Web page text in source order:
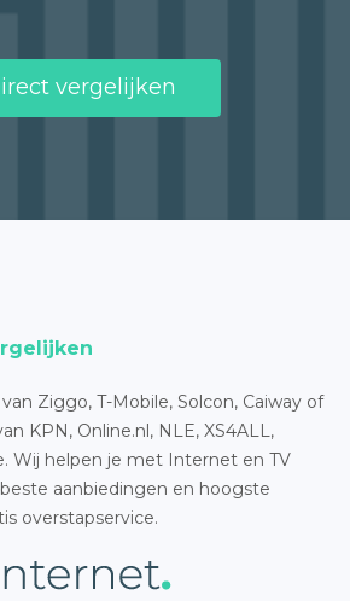
vergelijken
Ziggo, T-Mobile, Solcon, Caiway of
KPN, Online.nl, NLE, XS4ALL,
Wij helpen je met Internet en TV
aanbiedingen en hoogste
overstapservice.